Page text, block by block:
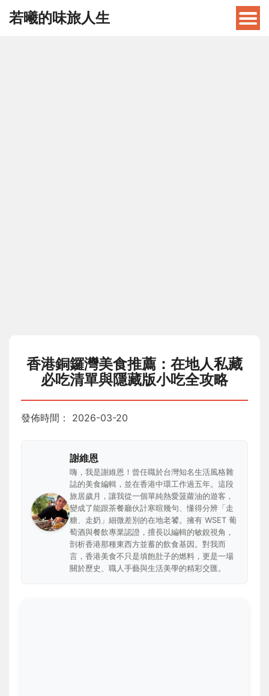
若曦的味旅人生
香港銅鑼灣美食推薦：在地人私藏
必吃清單與隱藏版小吃全攻略
發佈時間： 2026-03-20
謝維恩
嗨，我是謝維恩！曾任職於台灣知名生活風格雜
誌的美食編輯，並在香港中環工作過五年。這段
旅居歲月，讓我從一個單純熱愛菠蘿油的遊客，
變成了能跟茶餐廳伙計寒暄幾句、懂得分辨「走
糖、走奶」細微差別的在地老饕。擁有 WSET 葡
萄酒與餐飲專業認證，擅長以編輯的敏銳視角，
剖析香港那種東西方並蓄的飲食基因。對我而
言，香港美食不只是填飽肚子的燃料，更是一場
關於歷史、職人手藝與生活美學的精彩交匯。